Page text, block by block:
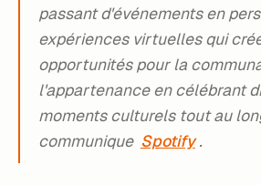
passant d'événements en
expériences virtuelles qui
opportunités pour la
l'appartenance en célébrant
moments culturels tout au
communique Spotify .